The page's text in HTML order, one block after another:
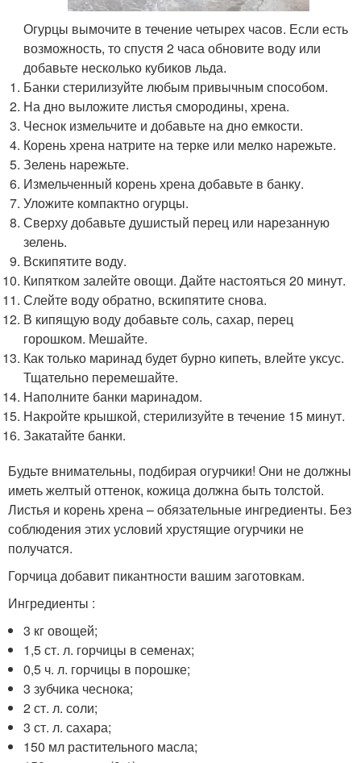
Огурцы вымочите в течение четырех часов. Если есть
возможность, то спустя 2 часа обновите воду или
добавьте несколько кубиков льда.
Банки стерилизуйте любым привычным способом.
На дно выложите листья смородины, хрена.
Чеснок измельчите и добавьте на дно емкости.
Корень хрена натрите на терке или мелко нарежьте.
Зелень нарежьте.
Измельченный корень хрена добавьте в банку.
Уложите компактно огурцы.
Сверху добавьте душистый перец или нарезанную
зелень.
Вскипятите воду.
Кипятком залейте овощи. Дайте настояться 20 минут.
Слейте воду обратно, вскипятите снова.
В кипящую воду добавьте соль, сахар, перец
горошком. Мешайте.
Как только маринад будет бурно кипеть, влейте уксус.
Тщательно перемешайте.
Наполните банки маринадом.
Накройте крышкой, стерилизуйте в течение 15 минут.
Закатайте банки.
Будьте внимательны, подбирая огурчики! Они не должны
иметь желтый оттенок, кожица должна быть толстой.
Листья и корень хрена – обязательные ингредиенты. Без
соблюдения этих условий хрустящие огурчики не
получатся.
Горчица добавит пикантности вашим заготовкам.
Ингредиенты :
3 кг овощей;
1,5 ст. л. горчицы в семенах;
0,5 ч. л. горчицы в порошке;
3 зубчика чеснока;
2 ст. л. соли;
3 ст. л. сахара;
150 мл растительного масла;